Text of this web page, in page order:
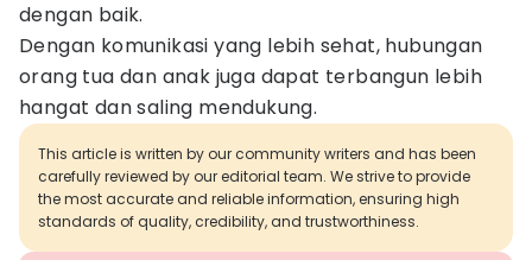
dengan baik.
Dengan komunikasi yang lebih sehat, hubungan
orang tua dan anak juga dapat terbangun lebih
hangat dan saling mendukung.
This article is written by our community writers and has been
carefully reviewed by our editorial team. We strive to provide
the most accurate and reliable information, ensuring high
standards of quality, credibility, and trustworthiness.